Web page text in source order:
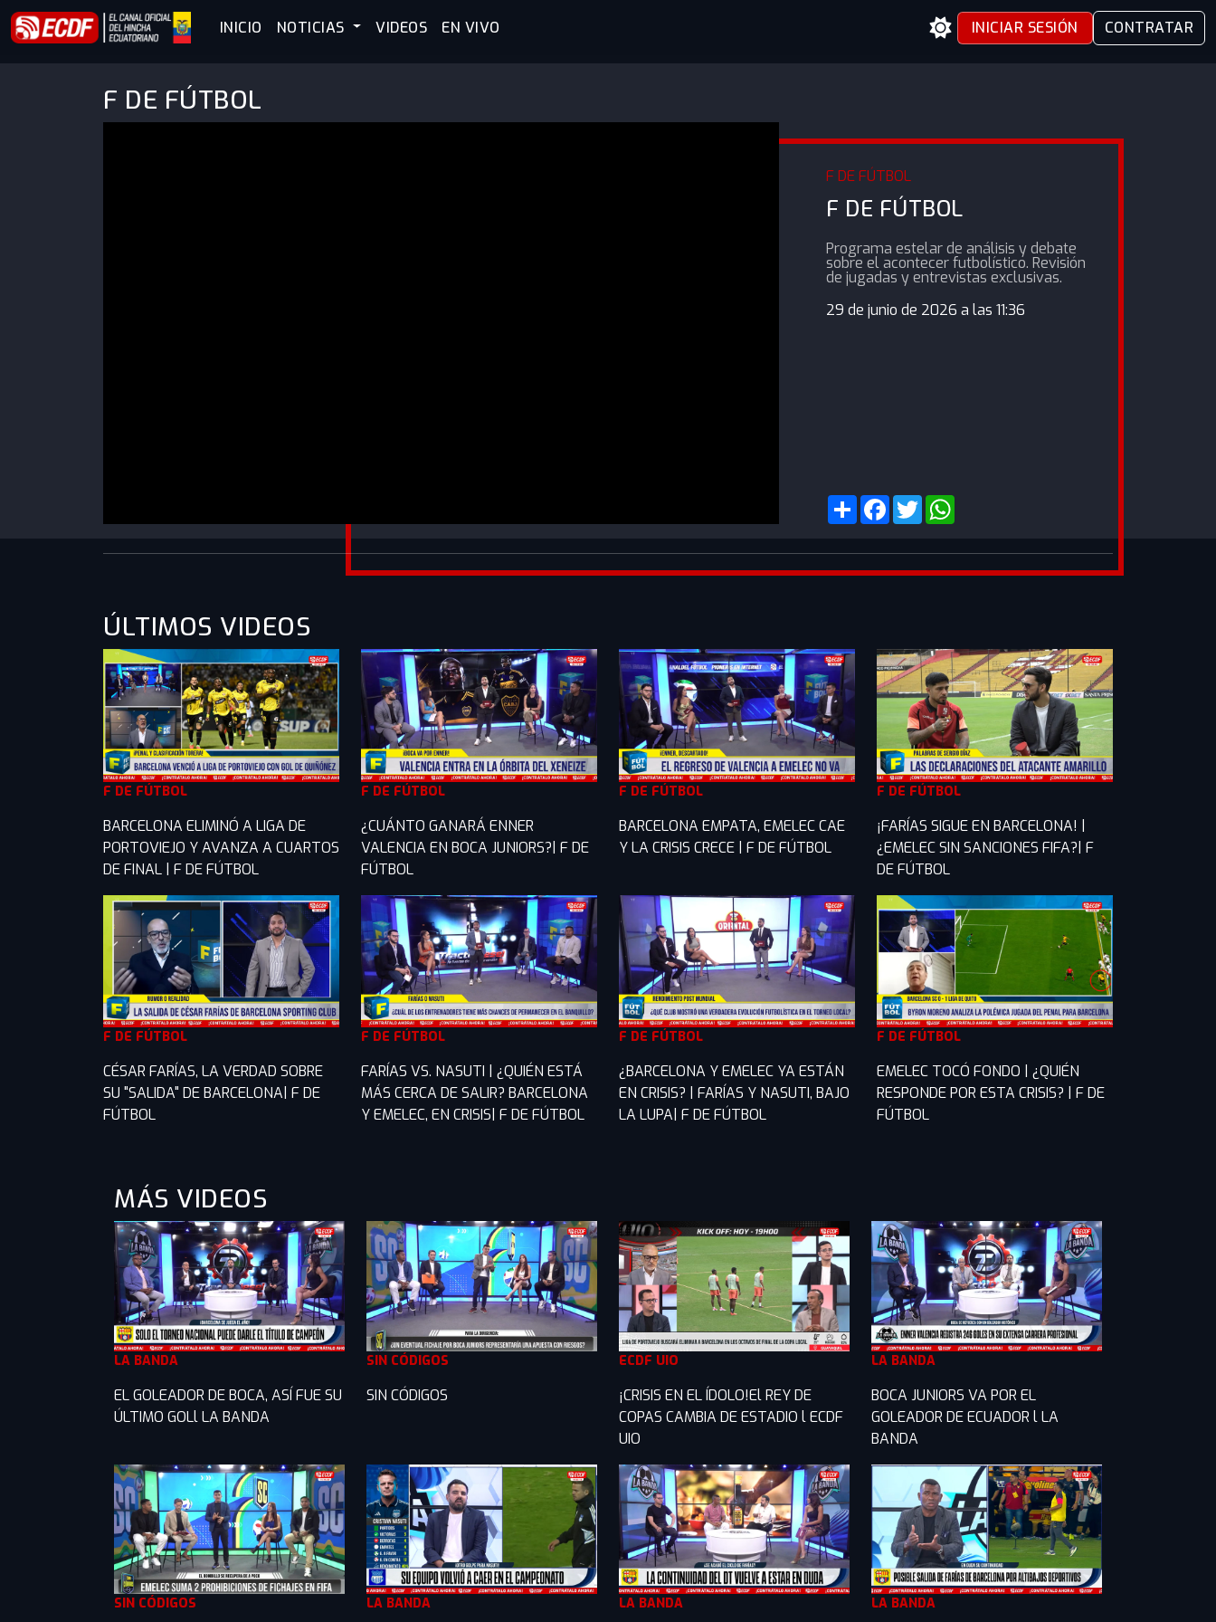
INICIO NOTICIAS VIDEOS EN VIVO INICIAR SESIÓN CONTRATAR
F DE FÚTBOL
F DE FÚTBOL
F DE FÚTBOL
Programa estelar de análisis y debate
sobre el acontecer futbolístico. Revisión
de jugadas y entrevistas exclusivas.
29 de junio de 2026 a las 11:36
ÚLTIMOS VIDEOS
F DE FÚTBOL
BARCELONA ELIMINÓ A LIGA DE
PORTOVIEJO Y AVANZA A CUARTOS
DE FINAL | F DE FÚTBOL
F DE FÚTBOL
¿CUÁNTO GANARÁ ENNER
VALENCIA EN BOCA JUNIORS?| F DE
FÚTBOL
F DE FÚTBOL
BARCELONA EMPATA, EMELEC CAE
Y LA CRISIS CRECE | F DE FÚTBOL
F DE FÚTBOL
¡FARÍAS SIGUE EN BARCELONA! |
¿EMELEC SIN SANCIONES FIFA?| F
DE FÚTBOL
F DE FÚTBOL
CÉSAR FARÍAS, LA VERDAD SOBRE
SU "SALIDA" DE BARCELONA| F DE
FÚTBOL
F DE FÚTBOL
FARÍAS VS. NASUTI | ¿QUIÉN ESTÁ
MÁS CERCA DE SALIR? BARCELONA
Y EMELEC, EN CRISIS| F DE FÚTBOL
F DE FÚTBOL
¿BARCELONA Y EMELEC YA ESTÁN
EN CRISIS? | FARÍAS Y NASUTI, BAJO
LA LUPA| F DE FÚTBOL
F DE FÚTBOL
EMELEC TOCÓ FONDO | ¿QUIÉN
RESPONDE POR ESTA CRISIS? | F DE
FÚTBOL
MÁS VIDEOS
LA BANDA
EL GOLEADOR DE BOCA, ASÍ FUE SU
ÚLTIMO GOLl LA BANDA
SIN CÓDIGOS
SIN CÓDIGOS
ECDF UIO
¡CRISIS EN EL ÍDOLO!El REY DE
COPAS CAMBIA DE ESTADIO l ECDF
UIO
LA BANDA
BOCA JUNIORS VA POR EL
GOLEADOR DE ECUADOR l LA
BANDA
SIN CÓDIGOS LA BANDA LA BANDA LA BANDA